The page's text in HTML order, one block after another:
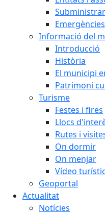
Emergències
Informació del
Introducció
Història
El municipi
Patrimoni
Turisme
Festes i fires
Llocs
Rutes i
On dormir
On menjar
Vídeo
Geoportal
Actualitat
Notícies